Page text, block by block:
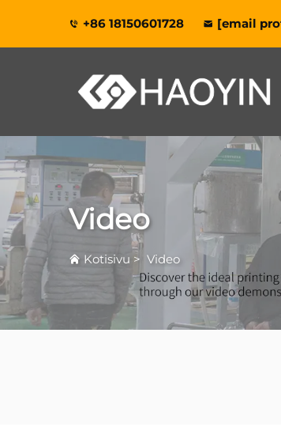
+86 18150601728 [email
Video
Kotisivu > Video